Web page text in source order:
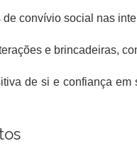
convívio social nas
e brincadeiras,
de si e confiança